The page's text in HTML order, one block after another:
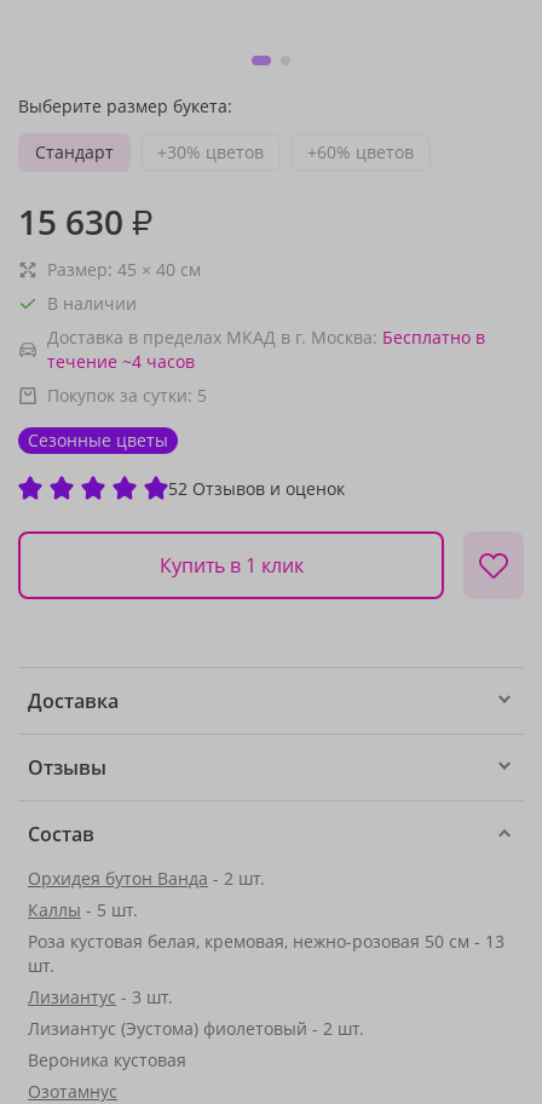
Выберите размер букета:
Стандарт
+30% цветов +60% цветов
15 630 ₽
Размер: 45 × 40 см
В наличии
Доставка в пределах МКАД в г. Москва: Бесплатно в
течение ~4 часов
Покупок за сутки: 5
Сезонные цветы
52 Отзывов и оценок
Купить в 1 клик
Доставка
Отзывы
Состав
Орхидея бутон Ванда - 2 шт.
Каллы - 5 шт.
Роза кустовая белая, кремовая, нежно-розовая 50 см - 13
шт.
Лизиантус - 3 шт.
Лизиантус (Эустома) фиолетовый - 2 шт.
Вероника кустовая
Озотамнус